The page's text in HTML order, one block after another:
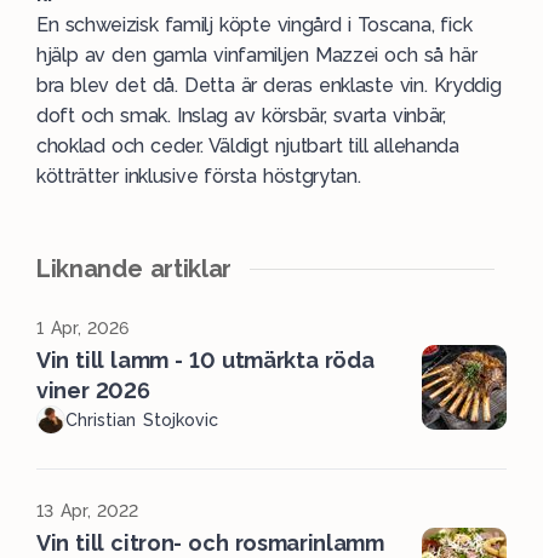
En schweizisk familj köpte vingård i Toscana, fick
hjälp av den gamla vinfamiljen Mazzei och så här
bra blev det då. Detta är deras enklaste vin. Kryddig
doft och smak. Inslag av körsbär, svarta vinbär,
choklad och ceder. Väldigt njutbart till allehanda
kötträtter inklusive första höstgrytan.
Liknande artiklar
1 Apr, 2026
Vin till lamm - 10 utmärkta röda
viner 2026
Christian Stojkovic
13 Apr, 2022
Vin till citron- och rosmarinlamm